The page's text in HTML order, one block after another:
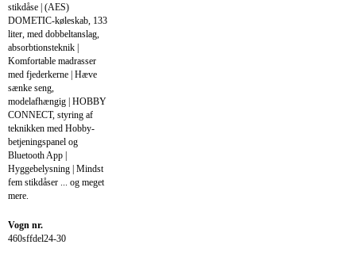
stikdåse | (AES)
DOMETIC-køleskab, 133
liter, med dobbeltanslag,
absorbtionsteknik |
Komfortable madrasser
med fjederkerne | Hæve
sænke seng,
modelafhængig | HOBBY
CONNECT, styring af
teknikken med Hobby-
betjeningspanel og
Bluetooth App |
Hyggebelysning | Mindst
fem stikdåser ... og meget
mere.
Vogn nr.
460sffdel24-30